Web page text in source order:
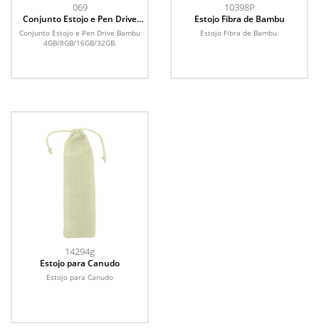
069
Conjunto Estojo e Pen Drive
Bambu 4GB/8GB/16GB/32GB
Conjunto Estojo e Pen Drive Bambu
4GB/8GB/16GB/32GB.
10398P
Estojo Fibra de Bambu
Estojo Fibra de Bambu.
14294g
Estojo para Canudo
Estojo para Canudo